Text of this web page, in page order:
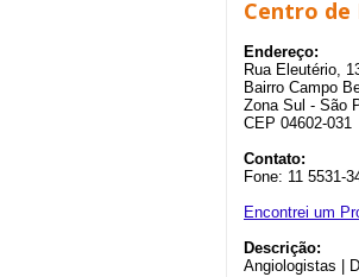
Centro de
Endereço:
Rua Eleutério,
Bairro Campo
Zona Sul - São
CEP 04602-031
Contato:
Fone: 11 5531-
Encontrei um
Descrição:
Angiologistas |